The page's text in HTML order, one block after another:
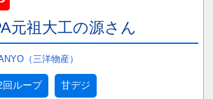
元祖大工の源さん
（三洋物産）
回ループ 甘デジ